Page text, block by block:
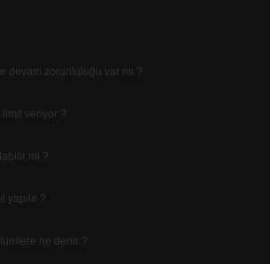
devam zorunluluğu var mı ?
limit veriyor ?
mi ?
yapılır ?
ne denir ?